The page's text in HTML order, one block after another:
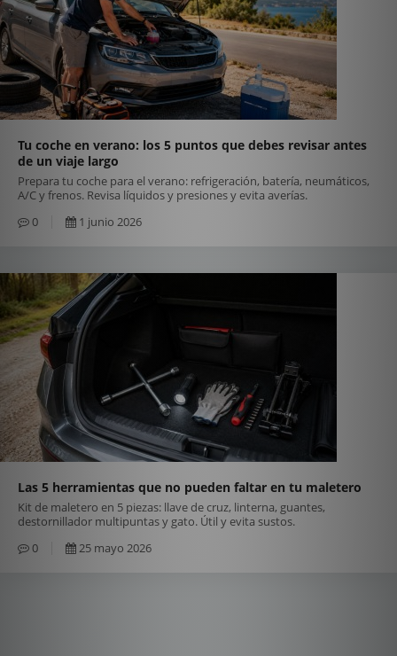
Tu coche en verano: los 5 puntos que debes revisar antes
de un viaje largo
Prepara tu coche para el verano: refrigeración, batería, neumáticos,
A/C y frenos. Revisa líquidos y presiones y evita averías.
0
1 junio 2026
Las 5 herramientas que no pueden faltar en tu maletero
Kit de maletero en 5 piezas: llave de cruz, linterna, guantes,
destornillador multipuntas y gato. Útil y evita sustos.
0
25 mayo 2026